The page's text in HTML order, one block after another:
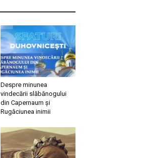
Despre minunea
vindecării slăbănogului
din Capernaum și
Rugăciunea inimii